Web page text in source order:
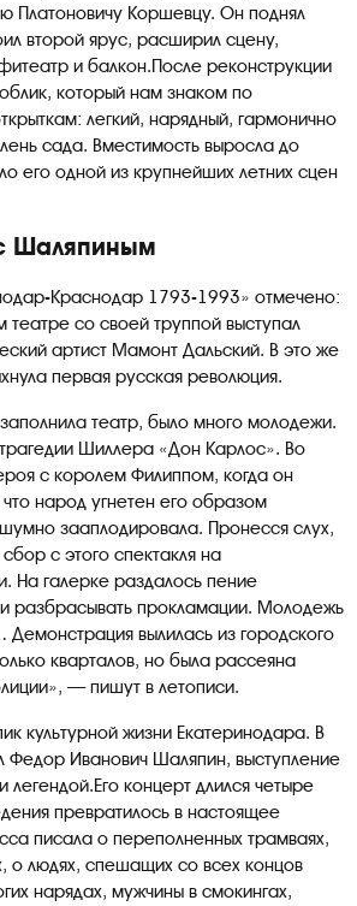
Платоновичу Коршевцу. Он поднял
второй ярус, расширил сцену,
и балкон.После реконструкции
который нам знаком по
легкий, нарядный, гармонично
сада. Вместимость выросла до
его одной из крупнейших летних сцен
Шаляпиным
Краснодар 1793-1993» отмечено:
театре со своей труппой выступал
артист Мамонт Дальский. В это же
первая русская революция.
театр, было много молодежи.
Шиллера «Дон Карлос». Во
с королем Филиппом, когда он
народ угнетен его образом
зааплодировала. Пронесся слух,
с этого спектакля на
На галерке раздалось пение
разбрасывать прокламации. Молодежь
Демонстрация вылилась из городского
кварталов, но была рассеяна
— пишут в летописи.
культурной жизни Екатеринодара. В
Федор Иванович Шаляпин, выступление
легендой.Его концерт длился четыре
превратилось в настоящее
писала о переполненных трамваях,
о людях, спешащих со всех концов
нарядах, мужчины в смокингах,